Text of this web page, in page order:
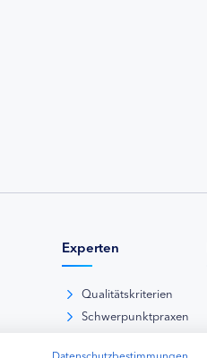
Experten
Qualitätskriterien
Schwerpunktpraxen
Datenschutzbestimmungen